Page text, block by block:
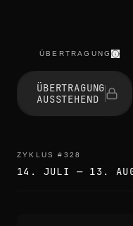
ÜBERTRAGUNG
ÜBERTRAGUNG
AUSSTEHEND
ZYKLUS # 328
14. JULI — 13.